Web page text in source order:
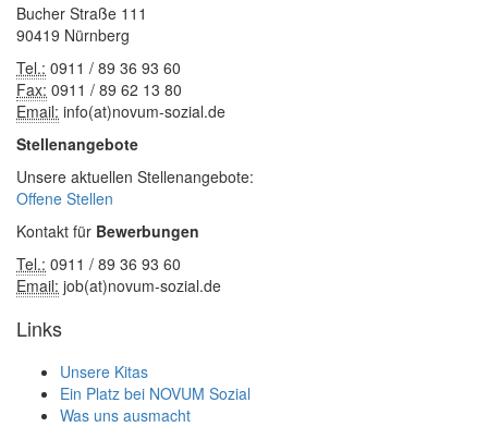
Bucher Straße 111
90419 Nürnberg
Tel.: 0911 / 89 36 93 60
Fax: 0911 / 89 62 13 80
Email: info(at)novum-sozial.de
Stellenangebote
Unsere aktuellen Stellenangebote:
Offene Stellen
Kontakt für Bewerbungen
Tel.: 0911 / 89 36 93 60
Email: job(at)novum-sozial.de
Links
Unsere Kitas
Ein Platz bei NOVUM Sozial
Was uns ausmacht